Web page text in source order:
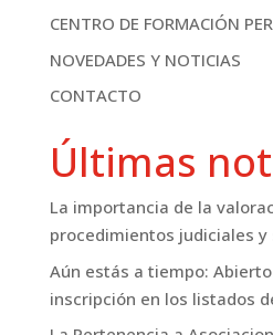
CENTRO DE FORMACIÓN
NOVEDADES Y NOTICIAS
CONTACTO
Últimas
La importancia de la
procedimientos judiciales y
Aún estás a tiempo:
inscripción en los listados